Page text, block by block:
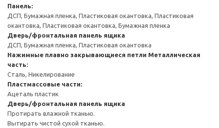
Панель:
ДСП, Бумажная пленка, Пластиковая окантовка, Пластиковая
окантовка, Пластиковая окантовка, Бумажная пленка
Дверь/фронтальная панель ящика
ДСП, Бумажная пленка, Пластиковая окантовка
Нажимные плавно закрывающиеся петли Металлическая
часть:
Сталь, Никелирование
Пластмассовые части:
Ацеталь пластик
Дверь/фронтальная панель ящика
Протирать влажной тканью.
Вытирать чистой сухой тканью.